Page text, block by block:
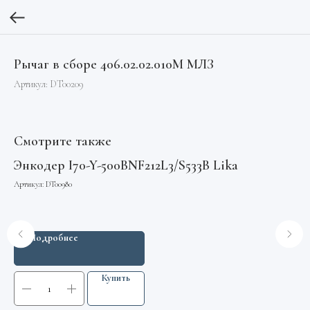
Рычаг в сборе 406.02.02.010М МЛЗ
Артикул: DT00209
Смотрите также
Энкодер I70-Y-500BNF212L3/S533B Lika
Артикул: DT00980
Подробнее
Купить